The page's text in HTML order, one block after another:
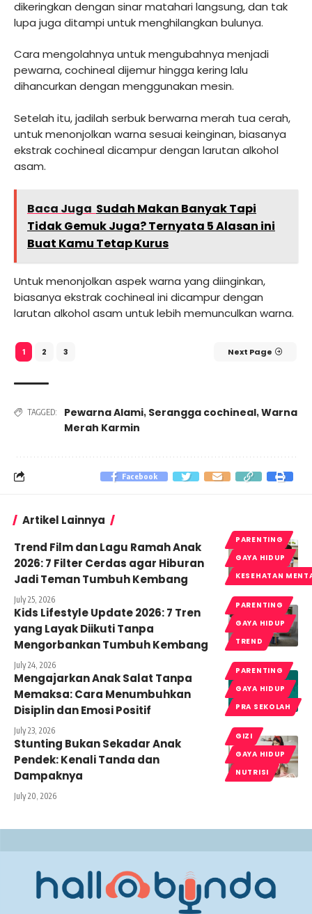
dikeringkan dengan sinar matahari langsung, dan tak
lupa juga ditampi untuk menghilangkan bulunya.
Cara mengolahnya untuk mengubahnya menjadi
pewarna, cochineal dijemur hingga kering lalu
dihancurkan dengan menggunakan mesin.
Setelah itu, jadilah serbuk berwarna merah tua cerah,
untuk menonjolkan warna sesuai keinginan, biasanya
ekstrak cochineal dicampur dengan larutan alkohol
asam.
Baca Juga Sudah Makan Banyak Tapi
Tidak Gemuk Juga? Ternyata 5 Alasan ini
Buat Kamu Tetap Kurus
Untuk menonjolkan aspek warna yang diinginkan,
biasanya ekstrak cochineal ini dicampur dengan
larutan alkohol asam untuk lebih memunculkan warna.
1 2 3 Next Page
TAGGED: Pewarna Alami, Serangga cochineal, Warna
Merah Karmin
Facebook
Artikel Lainnya
PARENTING
GAYA HIDUP
KESEHATAN
Trend Film dan Lagu Ramah Anak
2026: 7 Filter Cerdas agar Hiburan
Jadi Teman Tumbuh Kembang
July 25, 2026
PARENTING
GAYA HIDUP
TREND
Kids Lifestyle Update 2026: 7 Tren
yang Layak Diikuti Tanpa
Mengorbankan Tumbuh Kembang
July 24, 2026
PARENTING
GAYA HIDUP
PRA SEKOLAH
Mengajarkan Anak Salat Tanpa
Memaksa: Cara Menumbuhkan
Disiplin dan Emosi Positif
July 23, 2026
GIZI
GAYA HIDUP
NUTRISI
Stunting Bukan Sekadar Anak
Pendek: Kenali Tanda dan
Dampaknya
July 20, 2026